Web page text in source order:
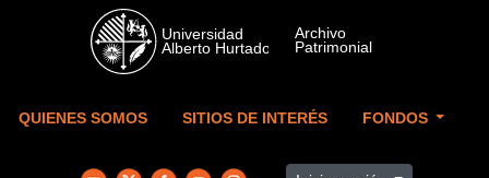
Skip to main content
QUIENES SOMOS SITIOS DE INTERÉS FONDOS